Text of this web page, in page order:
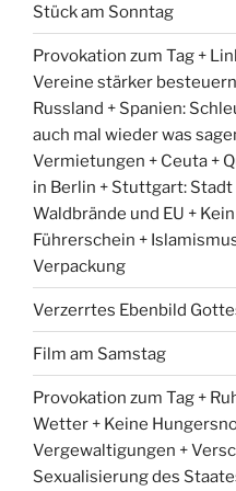
Stück am Sonntag
Provokation zum Tag +
Vereine stärker
Russland + Spanien:
auch mal wieder was
Vermietungen + Ceuta +
in Berlin + Stuttgart: Stadt
Waldbrände und EU +
Führerschein +
Verpackung
Verzerrtes Ebenbild
Film am Samstag
Provokation zum Tag +
Wetter + Keine
Vergewaltigungen +
Sexualisierung des